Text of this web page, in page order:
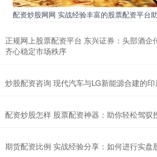
配资炒股网网 实战经验丰富的股票配资平台
正规网上股票配资平台 东兴证券：头部酒企
齐心稳定市场秩序
炒股配资咨询 现代汽车与LG新能源合建的
配资炒股怎样 股票配资神器：助你轻松驾驭
期货配资比例 实战经验分享：如何进行实盘